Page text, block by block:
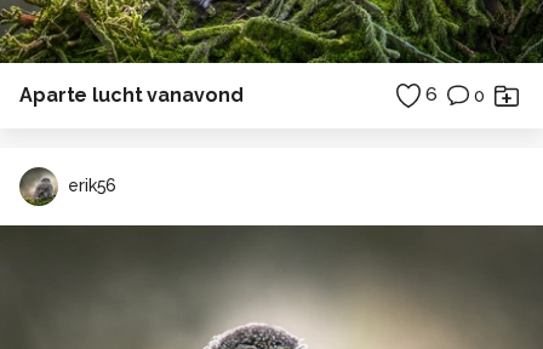
Aparte lucht vanavond 6 0
erik56